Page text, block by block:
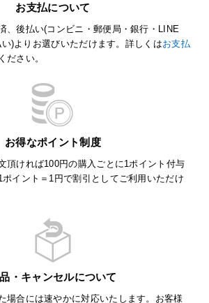
お支払について
、後払い(コンビニ・郵便局・銀行・LINE
)よりお選びいただけます。詳しくはお支払
ださい。
お得なポイント制度
頂ければ100円の購入ごとに1ポイント付与
イント＝1円で割引としてご利用いただけ
・キャンセルについて
場合には速やかに対応いたします。お客様